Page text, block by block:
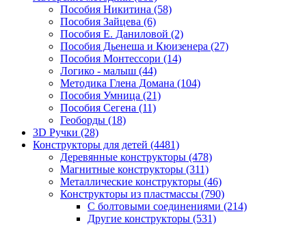
Пособия Никитина (58)
Пособия Зайцева (6)
Пособия Е. Даниловой (2)
Пособия Дьенеша и Кюизенера (27)
Пособия Монтессори (14)
Логико - малыш (44)
Методика Глена Домана (104)
Пособия Умница (21)
Пособия Сегена (11)
Геоборды (18)
3D Ручки (28)
Конструкторы для детей (4481)
Деревянные конструкторы (478)
Магнитные конструкторы (311)
Металлические конструкторы (46)
Конструкторы из пластмассы (790)
С болтовыми соединениями (214)
Другие конструкторы (531)